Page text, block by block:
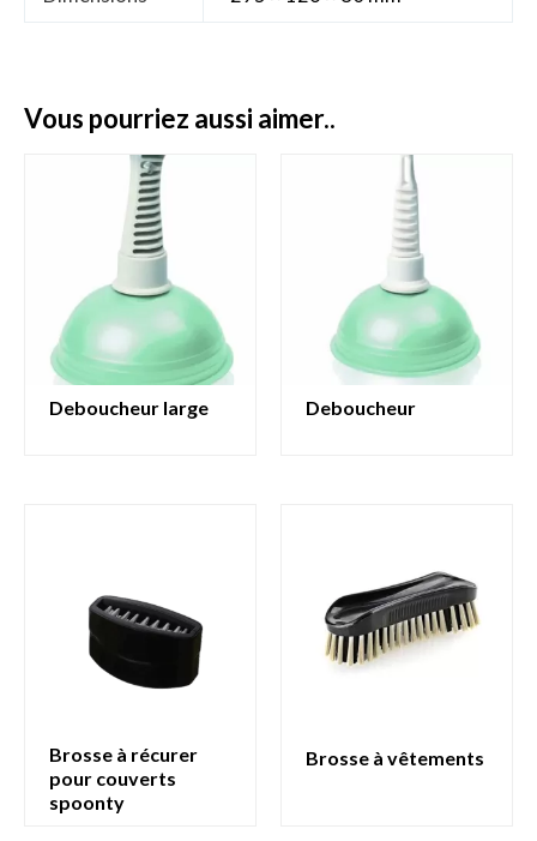
vous pourriez aussi aimer..
deboucheur large deboucheur
brosse à récurer
pour couverts
spoonty
brosse à vêtements